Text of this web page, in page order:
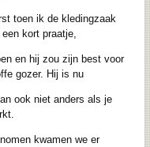
toen ik de kledingzaak
een kort praatje,
en hij zou zijn best voor
gozer. Hij is nu
ook niet anders als je
kwamen we er